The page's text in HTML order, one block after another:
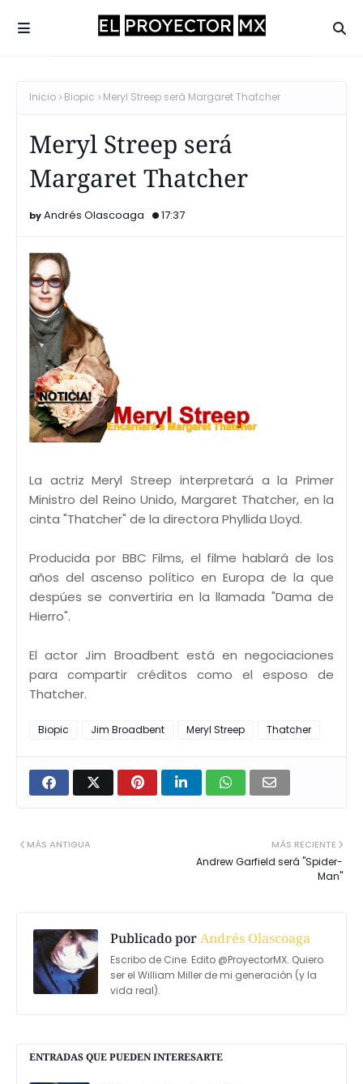
Inicio Biopic Meryl Streep será Margaret Thatcher
Meryl Streep será
Margaret Thatcher
Andrés Olascoaga 17:37
La actriz Meryl Streep interpretará a la Primer
Ministro del Reino Unido, Margaret Thatcher, en la
cinta "Thatcher" de la directora Phyllida Lloyd.
Producida por BBC Films, el filme hablará de los
años del ascenso político en Europa de la que
despúes se convertiria en la llamada "Dama de
Hierro".
El actor Jim Broadbent está en negociaciones
para compartir créditos como el esposo de
Thatcher.
Biopic Jim Broadbent Meryl Streep Thatcher
MÁS RECIENTE
Andrew Garfield será "Spider-
Man"
MÁS ANTIGUA
Publicado porAndrés Olascoaga
Escribo de Cine. Edito @ProyectorMX. Quiero
ser el William Miller de mi generación (y la
vida real).
ENTRADAS QUE PUEDEN INTERESARTE